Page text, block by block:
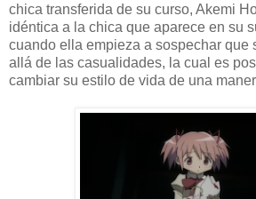
chica transferida de su curso, Akemi
idéntica a la chica que aparece en su
cuando ella empieza a sospechar que
allá de las casualidades, la cual es
cambiar su estilo de vida de una